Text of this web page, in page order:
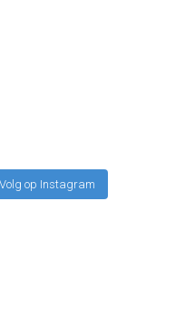
Volg op Instagram